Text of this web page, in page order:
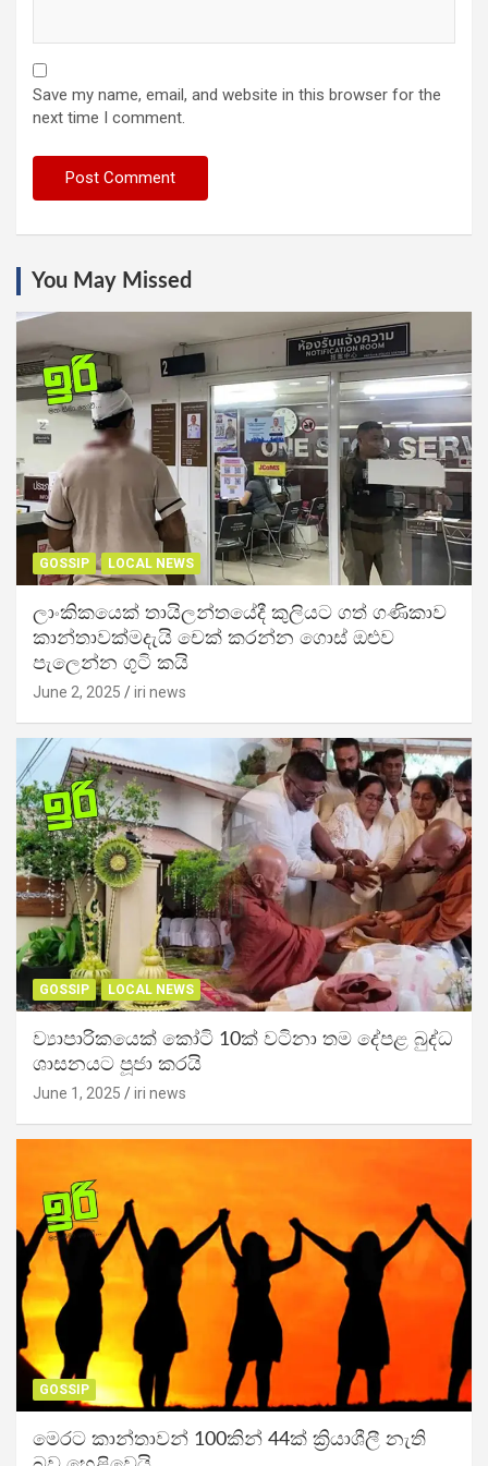
Save my name, email, and website in this browser for the
next time I comment.
You May Missed
GOSSIP LOCAL NEWS
ලාංකිකයෙක් තායිලන්තයේදී කුලියට ගත් ගණිකාව
කාන්තාවක්මදැයි චෙක් කරන්න ගොස් ඔළුව
පැලෙන්න ගුටි කයි
June 2, 2025 iri news
GOSSIP LOCAL NEWS
ව්‍යාපාරිකයෙක් කෝටි 10ක් වටිනා තම දේපළ බුද්ධ
ශාසනයට පූජා කරයි
June 1, 2025 iri news
GOSSIP
මෙරට කාන්තාවන් 100කින් 44ක් ක්‍රියාශීලී නැති